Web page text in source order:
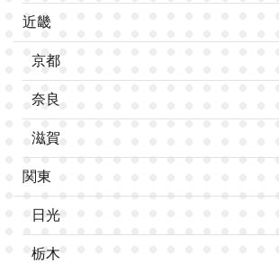
近畿
京都
奈良
滋賀
関東
日光
栃木